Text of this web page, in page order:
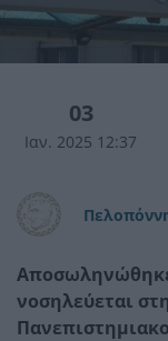
03
Ιαν. 2025 12:37
νοσηλεύεται